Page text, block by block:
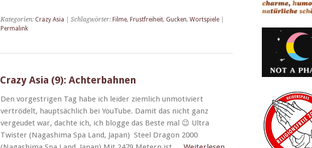
Kategorien: Crazy Asia | Schlagwörter: Filme, Frustfreiheit, Gucken, Wortspiele|
Permalink
Crazy Asia (9): Achterbahnen
Den vorgestri­gen Tag habe ich lei­der ziem­lich unmo­tiviert
vertrödelt, haupt­säch­lich bei YouTube. Damit das nicht ganz
vergeudet war, dachte ich, ich blogge das Beste mal 😉 Ultra
Twister (Nagashima Spa Land, Japan) Steel Drag­on 2000